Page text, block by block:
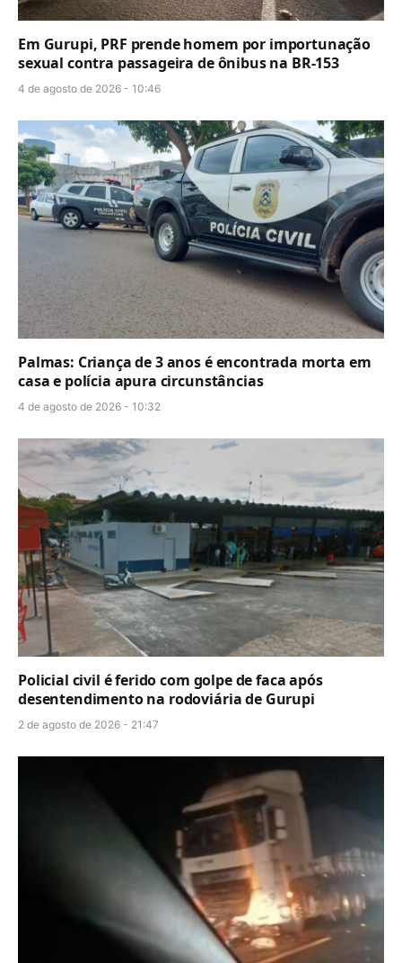
Em Gurupi, PRF prende homem por importunação
sexual contra passageira de ônibus na BR-153
4 de agosto de 2026 - 10:46
Palmas: Criança de 3 anos é encontrada morta em
casa e polícia apura circunstâncias
4 de agosto de 2026 - 10:32
Policial civil é ferido com golpe de faca após
desentendimento na rodoviária de Gurupi
2 de agosto de 2026 - 21:47